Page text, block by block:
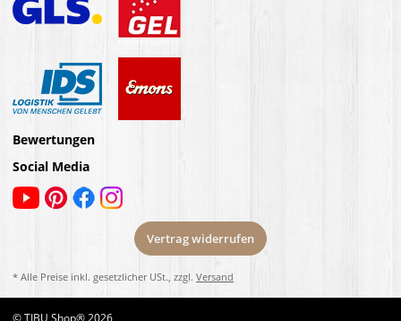
Bewertungen
Social Media
Vertrag widerrufen
* Alle Preise inkl. gesetzlicher USt., zzgl. Versand